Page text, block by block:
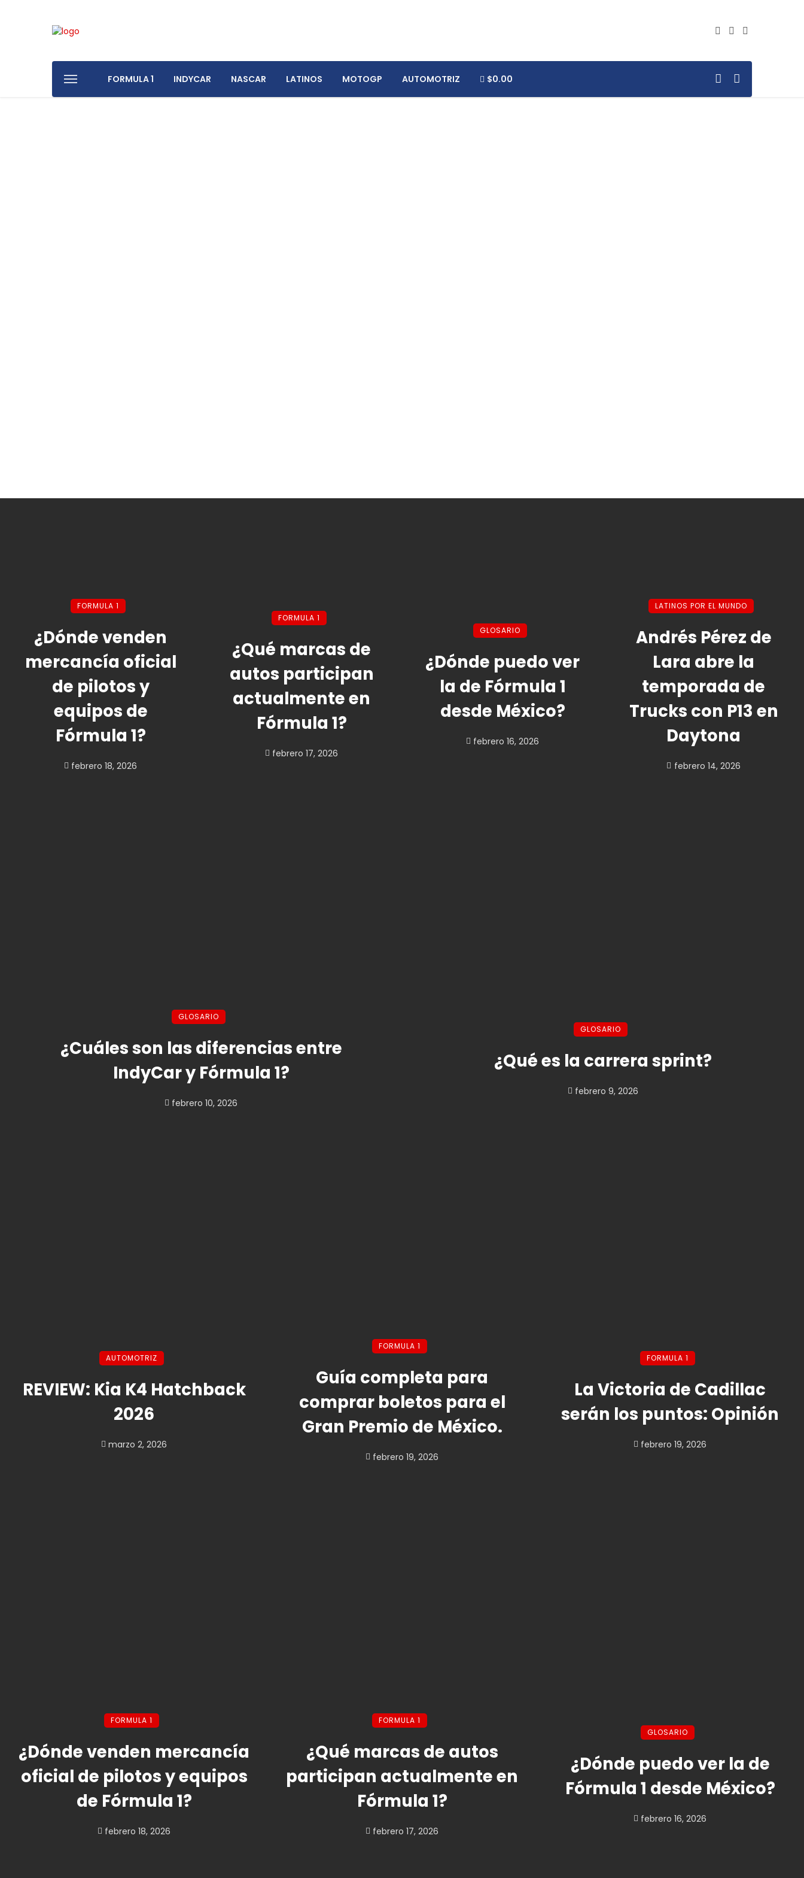
FORMULA 1 INDYCAR NASCAR LATINOS MOTOGP AUTOMOTRIZ $0.00
FORMULA 1
¿Dónde venden
mercancía oficial
de pilotos y
equipos de
Fórmula 1?
febrero 18, 2026
FORMULA 1
¿Qué marcas de
autos participan
actualmente en
Fórmula 1?
febrero 17, 2026
GLOSARIO
¿Dónde puedo ver
la de Fórmula 1
desde México?
febrero 16, 2026
LATINOS POR EL MUNDO
Andrés Pérez de
Lara abre la
temporada de
Trucks con P13 en
Daytona
febrero 14, 2026
GLOSARIO
¿Cuáles son las diferencias entre
IndyCar y Fórmula 1?
febrero 10, 2026
GLOSARIO
¿Qué es la carrera sprint?
febrero 9, 2026
AUTOMOTRIZ
REVIEW: Kia K4 Hatchback
2026
marzo 2, 2026
FORMULA 1
Guía completa para
comprar boletos para el
Gran Premio de México.
febrero 19, 2026
FORMULA 1
La Victoria de Cadillac
serán los puntos: Opinión
febrero 19, 2026
FORMULA 1
¿Dónde venden mercancía
oficial de pilotos y equipos
de Fórmula 1?
febrero 18, 2026
FORMULA 1
¿Qué marcas de autos
participan actualmente en
Fórmula 1?
febrero 17, 2026
GLOSARIO
¿Dónde puedo ver la de
Fórmula 1 desde México?
febrero 16, 2026